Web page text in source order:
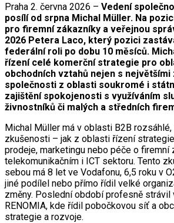
Praha 2. června 2026 – Vedení
posílí od srpna Michal Müller. Na
pro firemní zákazníky a veřejnou
2026 Petera Laco, který pozici
federální roli po dobu 10 měsíců.
řízení celé komerční strategie pro
obchodních vztahů nejen s největšími
společnosti z oblasti soukromé i
zajištění spokojenosti s využíváním
živnostníků či malých a středních
Michal Müller má v oblasti B2B
zkušenosti – jak z oblasti řízení
prodeje, marketingu nebo péče o firemní
telekomunikačním i ICT sektoru. Tento
sebou má 8 let ve Vodafonu, 6,5 roku v
jiné podílel nebo přímo řídil velké
změny. Poslední období profesně
RENOMIA, kde řídil pobočkovou síť a
strategie a rozvoje.